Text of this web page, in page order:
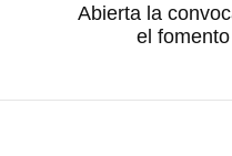
Publicación
Abierta la
el